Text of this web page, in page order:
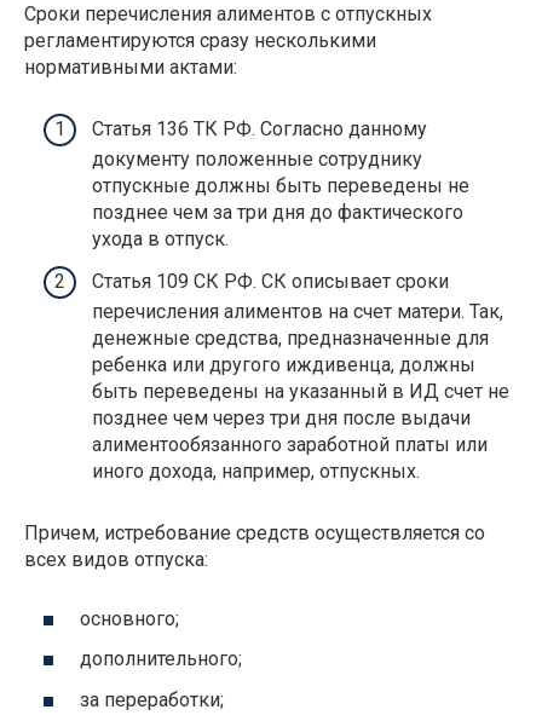
Сроки перечисления алиментов с отпускных
регламентируются сразу несколькими
нормативными актами:
Статья 136 ТК РФ. Согласно данному
документу положенные сотруднику
отпускные должны быть переведены не
позднее чем за три дня до фактического
ухода в отпуск.
Статья 109 СК РФ. СК описывает сроки
перечисления алиментов на счет матери. Так,
денежные средства, предназначенные для
ребенка или другого иждивенца, должны
быть переведены на указанный в ИД счет не
позднее чем через три дня после выдачи
алиментообязанного заработной платы или
иного дохода, например, отпускных.
Причем, истребование средств осуществляется со
всех видов отпуска:
основного;
дополнительного;
за переработки;